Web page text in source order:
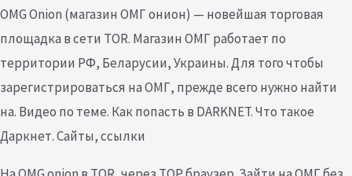
OMG Onion (магазин ОМГ онион) — новейшая торговая
площадка в сети TOR. Магазин ОМГ работает по
территории РФ, Беларусии, Украины. Для того чтобы
зарегистрироваться на ОМГ, прежде всего нужно найти
на. Видео по теме. Как попасть в DARKNET. Что такое
Даркнет. Сайты, ссылки